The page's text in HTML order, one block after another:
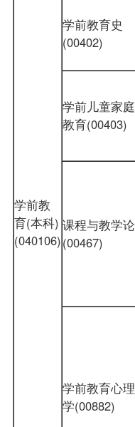
学前教
育(本科)
(040106)
学前教育史
(00402)
学前儿童家庭
教育(00403)
课程与教学论
(00467)
学前教育心理
学(00882)